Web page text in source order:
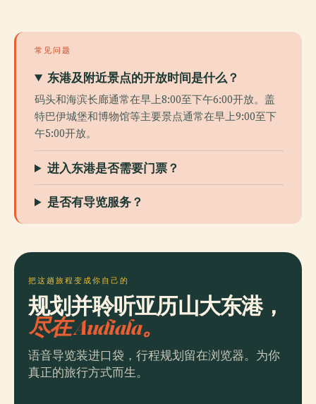
常见问题
东港及附近景点的开放时间是什么？
码头和海滨长廊通常在早上8:00至下午6:00开放。盖
特巴伊城堡和博物馆等主要景点通常在早上9:00至下
午5:00开放。
进入东港是否需要门票？
是否有导览服务？
把这趟旅程变成你自己的
规划并聆听亚历山大东港，
尽在 Audiala。
语音导览装进口袋，行程规划留在浏览器。为你
真正的旅行方式而生。